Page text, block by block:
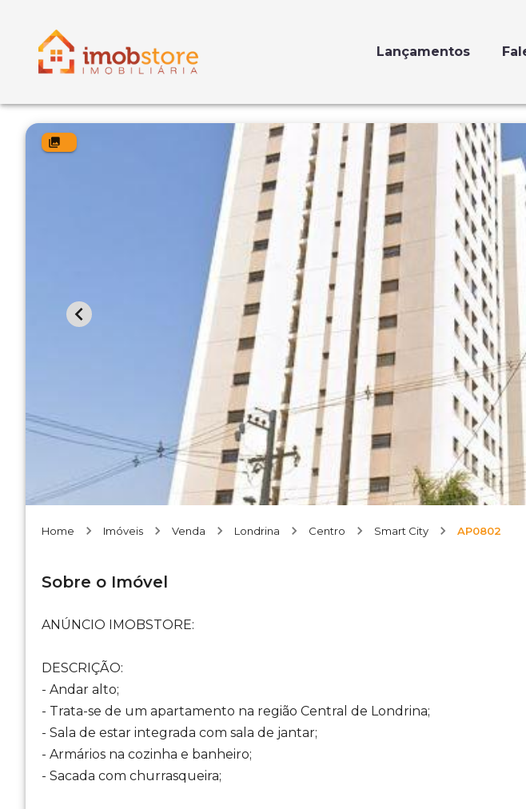
Lançamentos
Home Imóveis Venda Londrina Centro Smart City AP0802
Sobre o Imóvel
ANÚNCIO IMOBSTORE:
DESCRIÇÃO:
- Andar alto;
- Trata-se de um apartamento na região Central de Londrina;
- Sala de estar integrada com sala de jantar;
- Armários na cozinha e banheiro;
- Sacada com churrasqueira;